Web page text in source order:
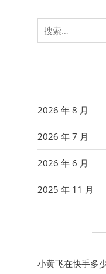
搜
索：
2026 年 8 月
2026 年 7 月
2026 年 6 月
2025 年 11 月
小黄飞在快手多